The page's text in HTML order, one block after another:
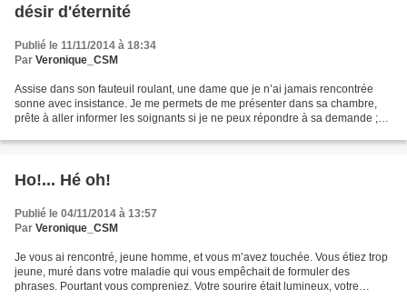
désir d'éternité
Publié le 11/11/2014 à 18:34
Par Veronique_CSM
Assise dans son fauteuil roulant, une dame que je n’ai jamais rencontrée
sonne avec insistance. Je me permets de me présenter dans sa chambre,
prête à aller informer les soignants si je ne peux répondre à sa demande ;
Ho!... Hé oh!
Publié le 04/11/2014 à 13:57
Par Veronique_CSM
Je vous ai rencontré, jeune homme, et vous m’avez touchée. Vous étiez trop
jeune, muré dans votre maladie qui vous empêchait de formuler des
phrases. Pourtant vous compreniez. Votre sourire était lumineux, votre